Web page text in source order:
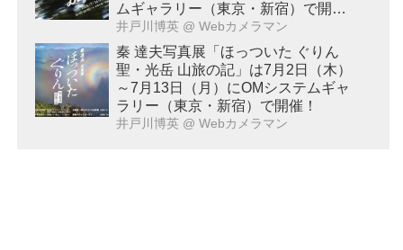
ムギャラリー（東京・新宿）で開
催！
井戸川博英 @ Webカメラマン
秦 達夫写真展「ほっついた ぐりん
聖・光岳 山旅の記」は7月2日（木）
～7月13日（月）にOMシステムギャ
ラリー（東京・新宿）で開催！
井戸川博英 @ Webカメラマン